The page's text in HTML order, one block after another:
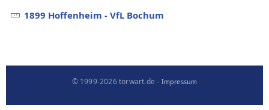
1899 Hoffenheim - VfL Bochum
© 1999-2026 torwart.de - Impressum